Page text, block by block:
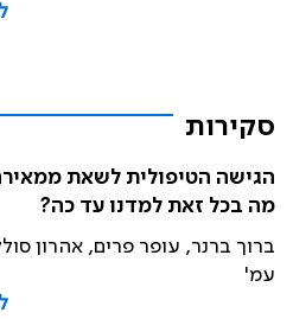
סקירות
הגישה הטיפולית לשאת
מה בכל זאת למדנו עד כה?
ברוך ברנר, עופר פרים, אהרון
עמ'